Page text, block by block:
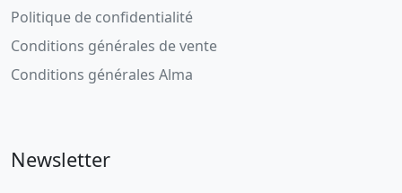
Politique de confidentialité
Conditions générales de vente
Conditions générales Alma
Newsletter